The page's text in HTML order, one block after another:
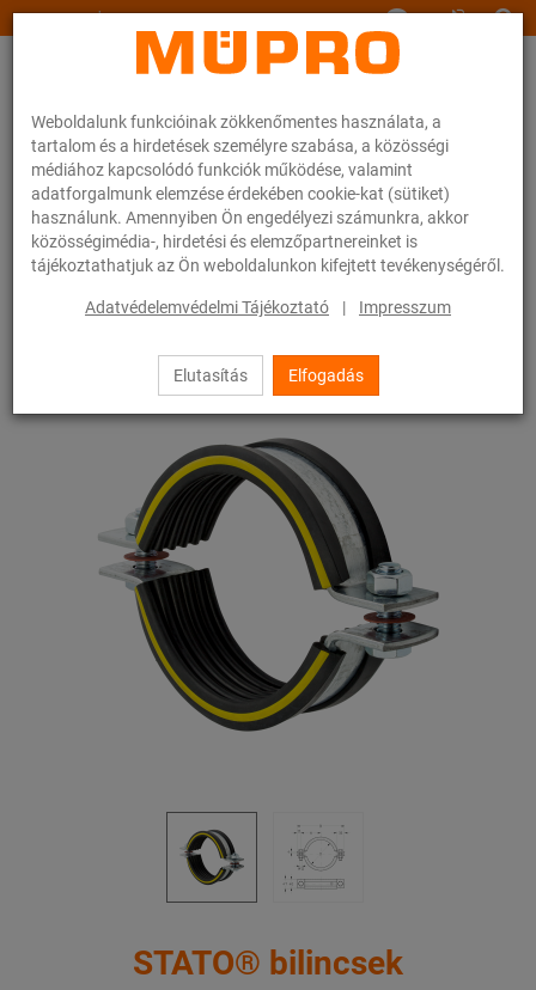
Weboldalunk funkcióinak zökkenőmentes használata, a
tartalom és a hirdetések személyre szabása, a közösségi
médiához kapcsolódó funkciók működése, valamint
adatforgalmunk elemzése érdekében cookie-kat (sütiket)
használunk. Amennyiben Ön engedélyezi számunkra, akkor
közösségimédia-, hirdetési és elemzőpartnereinket is
tájékoztathatjuk az Ön weboldalunkon kifejtett tevékenységéről.
Adatvédelemvédelmi Tájékoztató | Impresszum
Elutasítás Elfogadás
www.muepro.hu
Webáruhàz Rögzítéstechnika
Fix- és elmozduló megfogások
STATO® bilincsek
STATO® bilincsek